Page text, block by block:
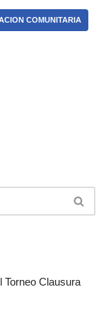
COMUNITARIA
Torneo Clausura